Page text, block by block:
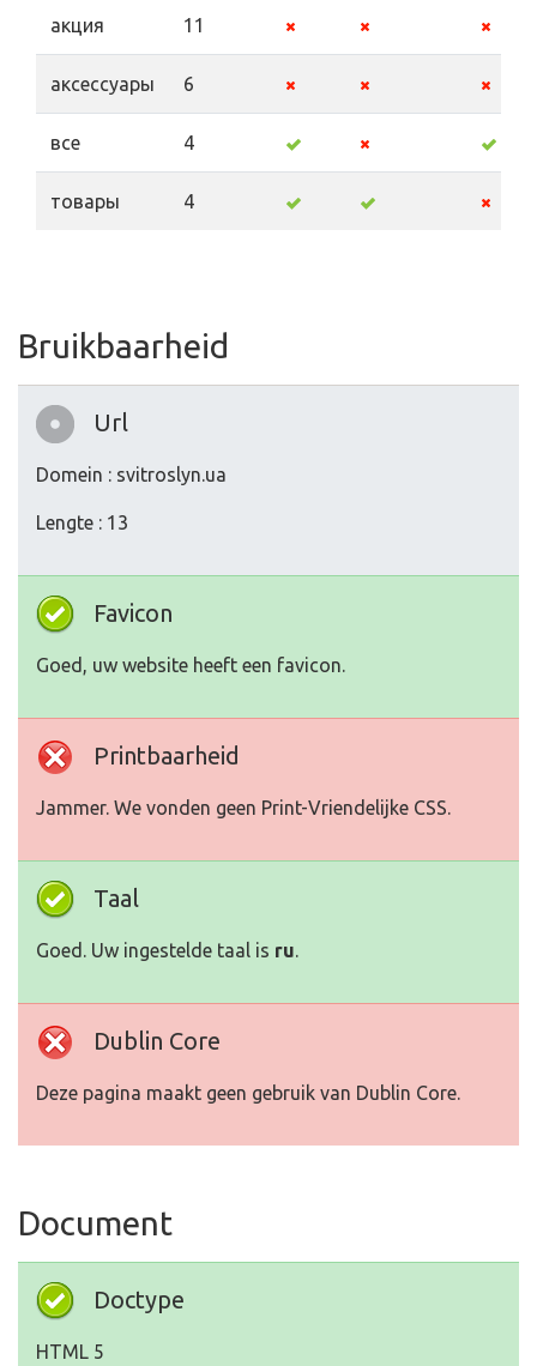
акция 11
аксессуары 6
все 4
товары 4
Bruikbaarheid
Url
Domein : svitroslyn.ua
Lengte : 13
Favicon
Goed, uw website heeft een favicon.
Printbaarheid
Jammer. We vonden geen Print-Vriendelijke CSS.
Taal
Goed. Uw ingestelde taal is ru.
Dublin Core
Deze pagina maakt geen gebruik van Dublin Core.
Document
Doctype
HTML 5